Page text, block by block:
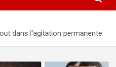
dans l’agitation permanente